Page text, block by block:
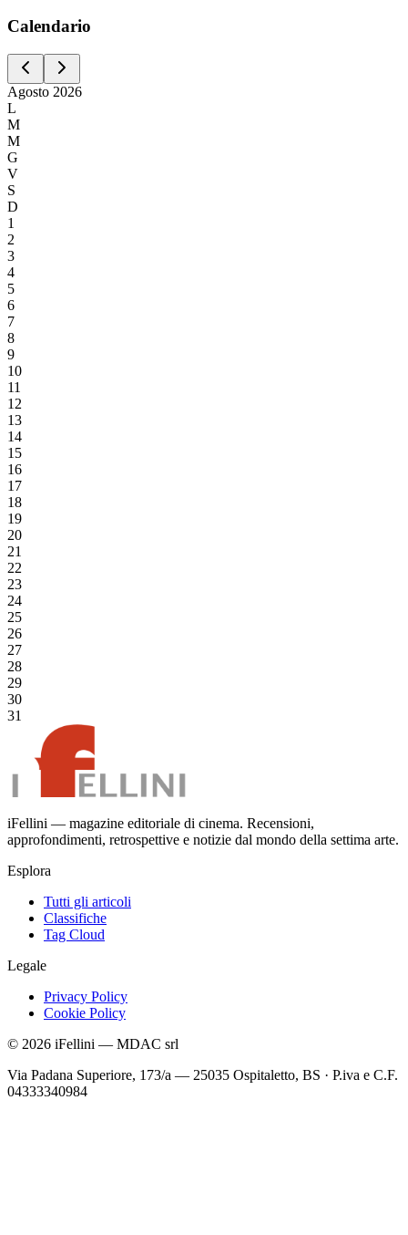
Calendario
Agosto 2026
L
M
M
G
V
S
D
1
2
3
4
5
6
7
8
9
10
11
12
13
14
15
16
17
18
19
20
21
22
23
24
25
26
27
28
29
30
31
iFellini — magazine editoriale di cinema. Recensioni,
approfondimenti, retrospettive e notizie dal mondo della settima arte.
Esplora
Tutti gli articoli
Classifiche
Tag Cloud
Legale
Privacy Policy
Cookie Policy
© 2026 iFellini — MDAC srl
Via Padana Superiore, 173/a — 25035 Ospitaletto, BS · P.iva e C.F.
04333340984